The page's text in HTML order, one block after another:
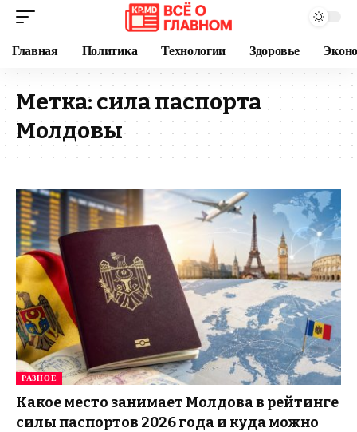
Главная Политика Технологии Здоровье
Метка: сила паспорта
Молдовы
РАЗНОЕ
Какое место занимает Молдова в рейтинге
силы паспортов 2026 года и куда можно